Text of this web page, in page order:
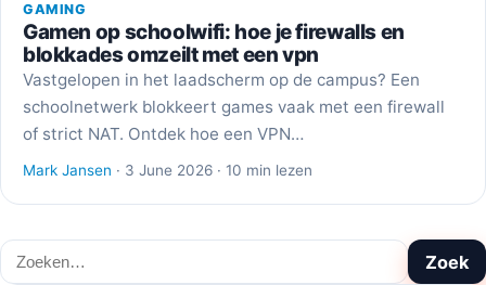
GAMING
Gamen op schoolwifi: hoe je firewalls en
blokkades omzeilt met een vpn
Vastgelopen in het laadscherm op de campus? Een
schoolnetwerk blokkeert games vaak met een firewall
of strict NAT. Ontdek hoe een VPN…
Mark Jansen · 3 June 2026 · 10 min lezen
Zoeken Zoek